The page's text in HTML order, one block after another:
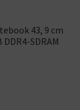
43, 9 cm
SDRAM